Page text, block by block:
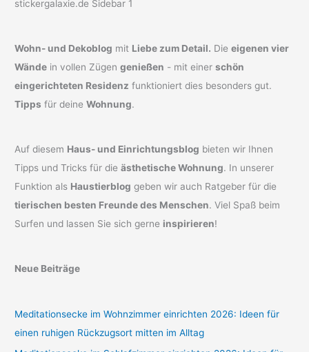
Wohn- und Dekoblog mit Liebe zum Detail. Dieeigenen vier
Wände in vollen Zügengenießen - mit einerschön
eingerichteten Residenz funktioniert dies besonders gut.
Tipps für deineWohnung.
Auf diesem Haus- und Einrichtungsblog bieten wir Ihnen
Tipps und Tricks für dieästhetische Wohnung. In unserer
Funktion als Haustierblog geben wir auch Ratgeber für die
tierischen besten Freunde des Menschen. Viel Spaß beim
Surfen und lassen Sie sich gerne inspirieren!
Neue Beiträge
Meditationsecke im Wohnzimmer einrichten 2026: Ideen für
einen ruhigen Rückzugsort mitten im Alltag